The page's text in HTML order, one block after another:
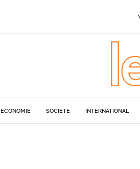
ECONOMIE SOCIÉTÉ INTERNATIONAL